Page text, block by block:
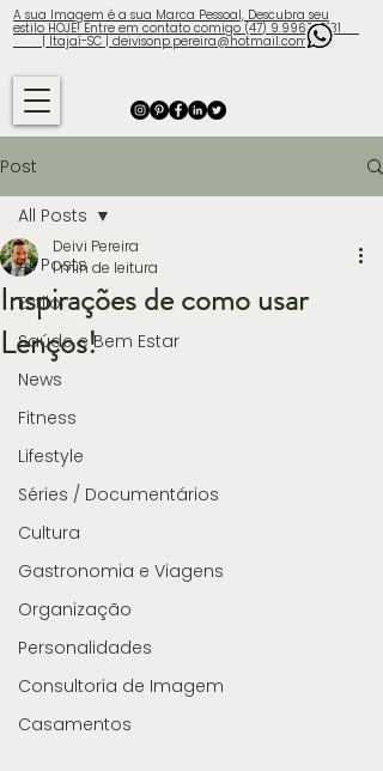
A sua Imagem é a sua Marca Pessoal, Descubra seu
estilo HOJE! Entre em contato comigo (47) 9.9960-3131
| Itajaí-SC | deivisonp.pereira@hotmail.com
Post
All Posts
Estilo
Saúde e Bem Estar
News
Fitness
Lifestyle
Séries / Documentários
Cultura
Gastronomia e Viagens
Organização
Personalidades
Consultoria de Imagem
Casamentos
All Posts
Inspirações de como usar
Lenços!
Deivi Pereira
1 min de leitura